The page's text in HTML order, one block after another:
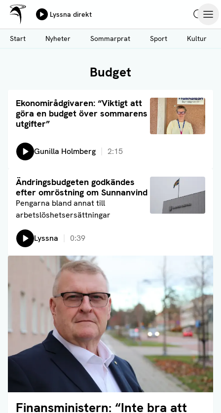
Hoppa
till
huvudinnehåll
Ålands Radio & TV
Lyssna direkt
Start
Nyheter Sommarprat Sport Kultur
Budget
Ekonomirådgivaren: “Viktigt att
göra en budget över sommarens
utgifter”
Läs artikel
Lyssna på:
Gunilla Holmberg 2:15
Ändringsbudgeten godkändes
efter omröstning om Sunnanvind
Pengarna bland annat till
arbetslöshetsersättningar
Läs artikel
Lyssna 0:39
Finansministern: “Inte bra att
Läs artikel